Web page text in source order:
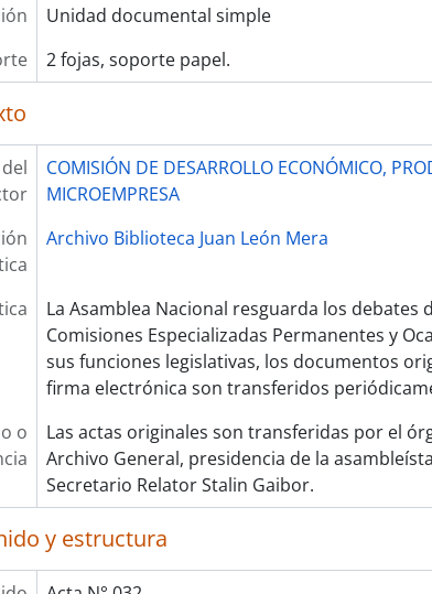
Unidad documental simple
2 fojas, soporte papel.
COMISIÓN DE DESARROLLO ECONÓMICO,
MICROEMPRESA
Archivo Biblioteca Juan León Mera
La Asamblea Nacional resguarda los debates
Comisiones Especializadas Permanentes y
sus funciones legislativas, los documentos
firma electrónica son transferidos
o
Las actas originales son transferidas por el
Archivo General, presidencia de la
Secretario Relator Stalin Gaibor.
y estructura